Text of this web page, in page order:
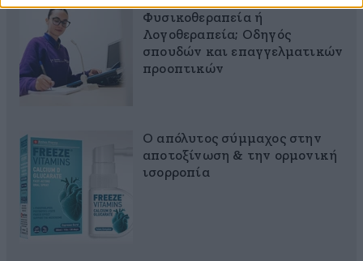
Φυσικοθεραπεία ή
Λογοθεραπεία; Οδηγός
σπουδών και επαγγελματικών
προοπτικών
Ο απόλυτος σύμμαχος στην
αποτοξίνωση & την ορμονική
ισορροπία